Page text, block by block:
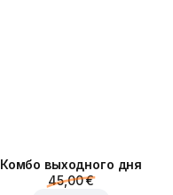
Комбо выходного дня
45,00 €